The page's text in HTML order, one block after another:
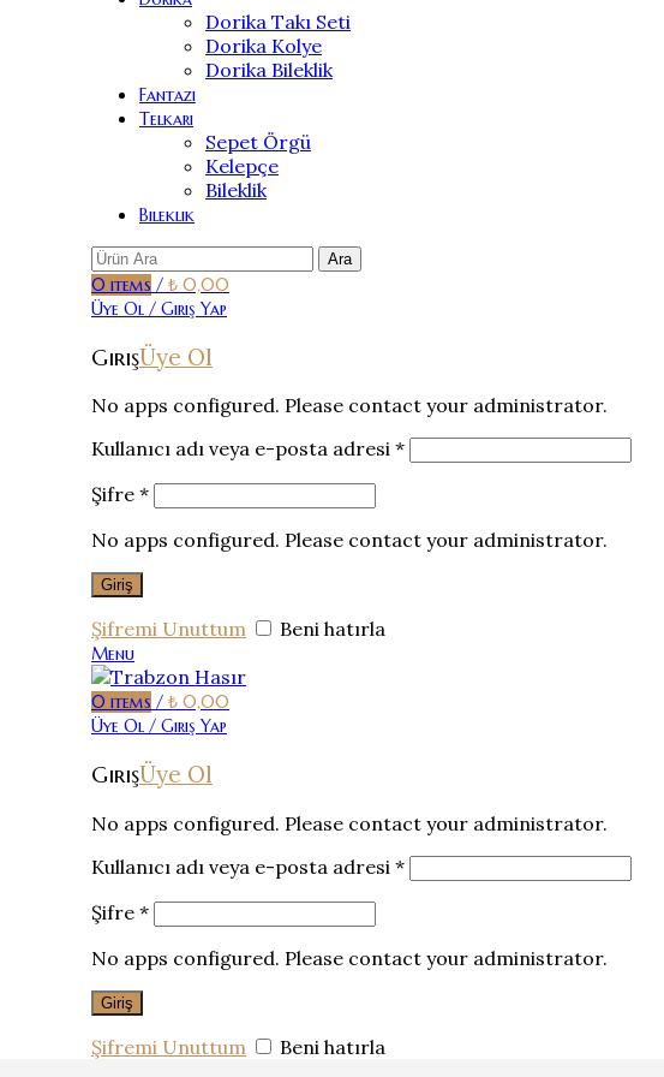
Dorika Takı Seti
Dorika Kolye
Dorika Bileklik
Fantazi
Telkari
Sepet Örgü
Kelepçe
Bileklik
Bileklik
Ara
0 items / ₺ 0,00
Üye Ol / Giriş Yap
GirişÜye Ol
No apps configured. Please contact your administrator.
Kullanıcı adı veya e-posta adresi *
Şifre *
No apps configured. Please contact your administrator.
Giriş
Şifremi Unuttum Beni hatırla
Menu
0 items / ₺ 0,00
Üye Ol / Giriş Yap
GirişÜye Ol
No apps configured. Please contact your administrator.
Kullanıcı adı veya e-posta adresi *
Şifre *
No apps configured. Please contact your administrator.
Giriş
Şifremi Unuttum
Beni hatırla